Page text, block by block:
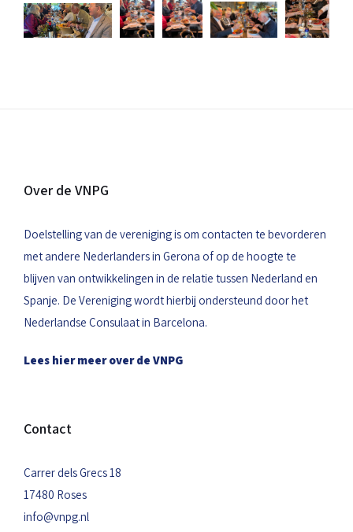
Over de VNPG
Doelstelling van de vereniging is om contacten te bevorderen
met andere Nederlanders in Gerona of op de hoogte te
blijven van ontwikkelingen in de relatie tussen Nederland en
Spanje. De Vereniging wordt hierbij ondersteund door het
Nederlandse Consulaat in Barcelona.
Lees hier meer over de VNPG
Contact
Carrer dels Grecs 18
17480 Roses
info@vnpg.nl